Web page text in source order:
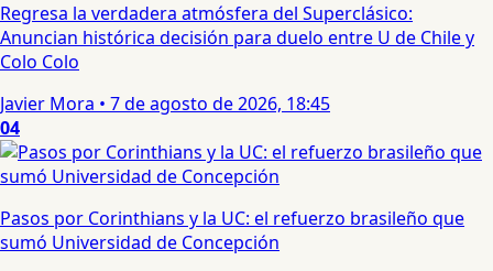
Regresa la verdadera atmósfera del Superclásico:
Anuncian histórica decisión para duelo entre U de Chile y
Colo Colo
Javier Mora • 7 de agosto de 2026, 18:45
04
Pasos por Corinthians y la UC: el refuerzo brasileño que
sumó Universidad de Concepción